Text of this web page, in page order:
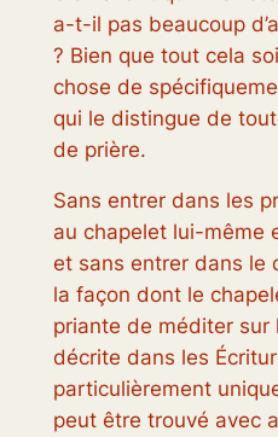
a-t-il pas beaucoup
? Bien que tout cela
chose de
qui le distingue de
de prière.
Sans entrer dans les
au chapelet lui-même
et sans entrer dans le
la façon dont le
priante de méditer sur
décrite dans les
particulièrement
peut être trouvé avec